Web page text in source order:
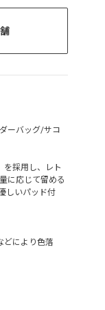
ーバッグ/サコ
採用し、レト
に応じて留める
しいパッド付
により色落